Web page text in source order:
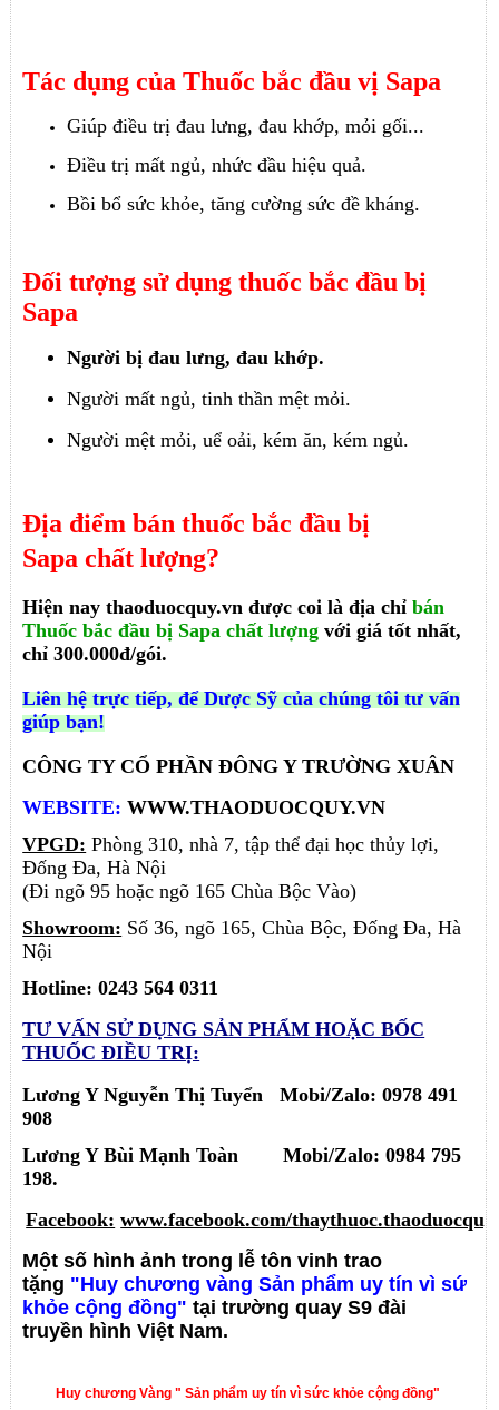
Tác dụng của Thuốc bắc đầu vị Sapa
Giúp điều trị đau lưng, đau khớp, mỏi gối...
Điều trị mất ngủ, nhức đầu hiệu quả.
Bồi bổ sức khỏe, tăng cường sức đề kháng.
Đối tượng sử dụng thuốc bắc đầu bị
Sapa
Người bị đau lưng, đau khớp.
Người mất ngủ, tinh thần mệt mỏi.
Người mệt mỏi, uể oải, kém ăn, kém ngủ.
Địa điểm bánthuốc bắc đầu bị
Sapa chất lượng?
Hiện nay thaoduocquy.vn được coi là địa chỉbán
Thuốc bắc đầu bị Sapa chất lượng với giá tốt nhất,
chỉ 300.000đ/gói.
Liên hệ trực tiếp, để Dược Sỹ của chúng tôi tư vấn
giúp bạn!
CÔNG TY CỔ PHẦN ĐÔNG Y TRƯỜNG XUÂN
WEBSITE:WWW.THAODUOCQUY.VN
VPGD: Phòng 310, nhà 7, tập thể đại học thủy lợi,
Đống Đa, Hà Nội
(Đi ngõ 95 hoặc ngõ 165 Chùa Bộc Vào)
Showroom: Số 36, ngõ 165, Chùa Bộc, Đống Đa, Hà
Nội
Hotline: 0243 564 0311
TƯ VẤN SỬ DỤNG SẢN PHẨMHOẶC BỐC
THUỐC ĐIỀU TRỊ:
Lương Y Nguyễn Thị Tuyển Mobi/Zalo: 0978 491
908
Lương Y Bùi Mạnh ToànMobi/Zalo:0984 795
198.
Facebook: www.facebook.com/
Một số hình ảnh trong lễ tôn vinh trao
tặng "Huy chương vàng Sản phẩm uy tín vì sứ
khỏe cộng đồng" tại trường quay S9 đài
truyền hình Việt Nam.
Huy chương Vàng " Sản phẩm uy tín vì sức khỏe cộng đồng"